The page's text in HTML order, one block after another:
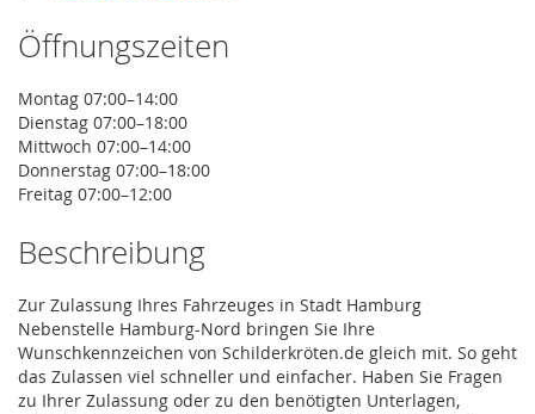
Öffnungszeiten
Montag 07:00–14:00
Dienstag 07:00–18:00
Mittwoch 07:00–14:00
Donnerstag 07:00–18:00
Freitag 07:00–12:00
Beschreibung
Zur Zulassung Ihres Fahrzeuges in Stadt Hamburg
Nebenstelle Hamburg-Nord bringen Sie Ihre
Wunschkennzeichen von Schilderkröten.de gleich mit. So geht
das Zulassen viel schneller und einfacher. Haben Sie Fragen
zu Ihrer Zulassung oder zu den benötigten Unterlagen,